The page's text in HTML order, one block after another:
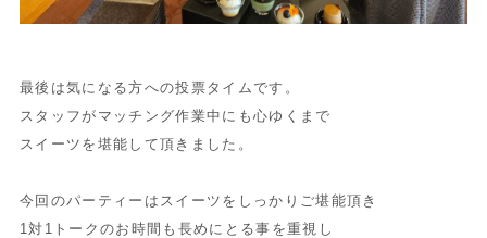
最後は気になる方への投票タイムです。
スタッフがマッチング作業中にも心ゆくまで
スイーツを堪能して頂きました。
今回のパーティーはスイーツをしっかりご堪能頂き
1対1トークのお時間も長めにとる事を重視し